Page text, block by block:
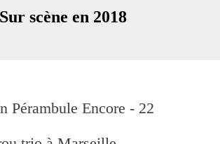
Sur scène en 2018
Pérambule Encore - 22